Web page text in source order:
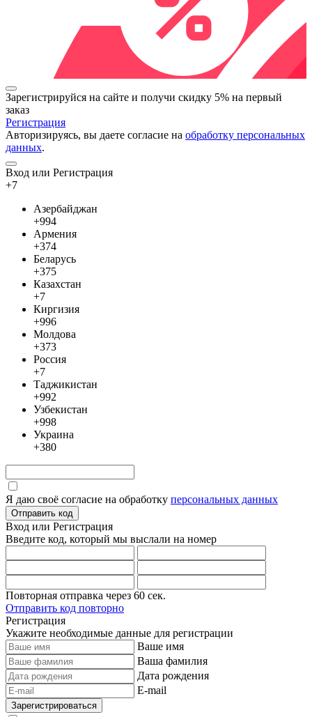
Зарегистрируйся на сайте и получи скидку 5% на первый
заказ
Регистрация
Авторизируясь, вы даете согласие на обработку персональных
данных.
Вход или Регистрация
+7
Азербайджан
+994
Армения
+374
Беларусь
+375
Казахстан
+7
Киргизия
+996
Молдова
+373
Россия
+7
Таджикистан
+992
Узбекистан
+998
Украина
+380
Я даю своё согласие на обработку персональных данных
Отправить код
Вход или Регистрация
Введите код, который мы выслали на номер
Повторная отправка через 60 сек.
Отправить код повторно
Регистрация
Укажите необходимые данные для регистрации
Ваше имя
Ваша фамилия
Дата рождения
E-mail
Зарегистрироваться